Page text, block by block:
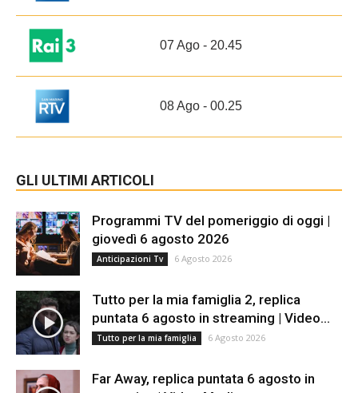
07 Ago - 20.45
08 Ago - 00.25
GLI ULTIMI ARTICOLI
Programmi TV del pomeriggio di oggi |
giovedì 6 agosto 2026
Anticipazioni Tv 6 Agosto 2026
Tutto per la mia famiglia 2, replica
puntata 6 agosto in streaming | Video...
Tutto per la mia famiglia 6 Agosto 2026
Far Away, replica puntata 6 agosto in